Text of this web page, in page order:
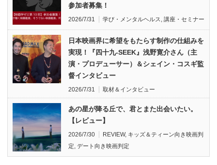
参加者募集！
2026/7/31 学び・メンタルヘルス, 講座・セミナー
日本映画界に希望をもたらす制作の仕組みを
実現！『四十九-SEEK』浅野寛介さん（主
演・プロデューサー）＆シェイン・コスギ監
督インタビュー
2026/7/31 取材＆インタビュー
あの星が降る丘で、君とまた出会いたい。
【レビュー】
2026/7/30 REVIEW, キッズ＆ティーン向き映画判
定, デート向き映画判定